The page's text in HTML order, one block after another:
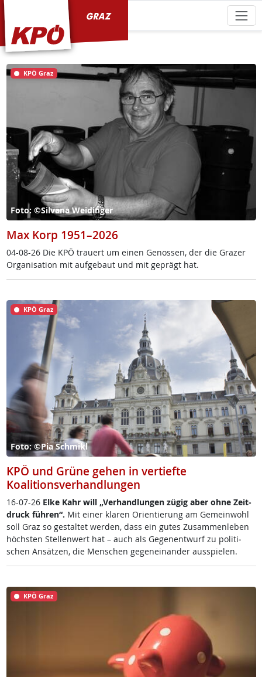
KPÖ Graz
Foto: ©Silvana Weidinger
Max Korp 1951–2026
04-08-26 Die KPÖ trau­ert um ei­nen Ge­nos­sen, der die Gra­zer
Or­ga­ni­sa­ti­on mit auf­ge­baut und mit ge­prägt hat.
KPÖ Graz
Foto: ©Pia Schmikl
KPÖ und Grüne gehen in vertiefte
Koalitionsverhandlungen
16-07-26 El­ke Kahr will „Ver­hand­lun­gen zü­g­ig aber oh­ne Zeit­
druck füh­r­en“. Mit ei­ner kla­ren Ori­en­tie­rung am Ge­mein­wohl
soll Graz so ge­stal­tet wer­den, dass ein gu­tes Zu­sam­men­le­ben
höchs­ten Stel­len­wert hat – auch als Ge­gen­ent­wurf zu po­li­ti­
schen An­sät­zen, die Men­schen ge­gen­ein­an­der aus­spie­len.
KPÖ Graz